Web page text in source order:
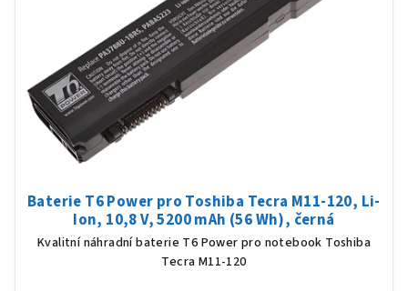
Baterie T6 Power pro Toshiba Tecra M11-120, Li-
Ion, 10,8 V, 5200 mAh (56 Wh), černá
Kvalitní náhradní baterie T6 Power pro notebook Toshiba
Tecra M11-120